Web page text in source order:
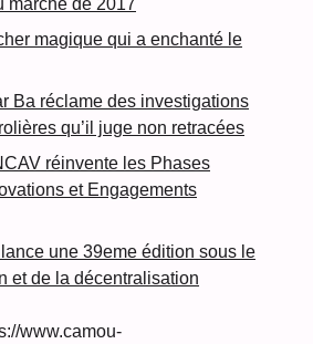
marché de 2017
magique qui a enchanté le
Ba réclame des investigations
qu’il juge non retracées
réinvente les Phases
et Engagements
une 39eme édition sous le
et de la décentralisation
www.camou-